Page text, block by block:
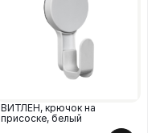
ВИТЛЕН, крючок на
присоске, белый